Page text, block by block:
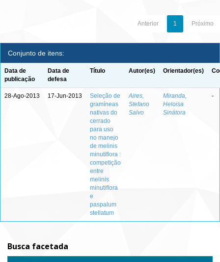
Anterior 1 Próximo
Conjunto de itens:
Data de
publicação
Data de
defesa
Título Autor(es) Orientador(es)
28-Ago-2013 17-Jun-2013
Seleção de
gramíneas
nativas do
cerrado
para uso
no manejo
de melinis
minutiflora :
competição
entre
melinis
minutiflora
e
paspalum
stellatum
Aires,
Stefano
Salvo
Miranda,
Heloisa
Sinátora
-
Busca facetada